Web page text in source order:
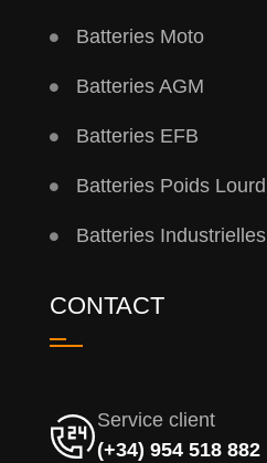
Batteries Moto
Batteries AGM
Batteries EFB
Batteries Poids Lourd
Batteries Industrielles
CONTACT
Service client
(+34) 954 518 882